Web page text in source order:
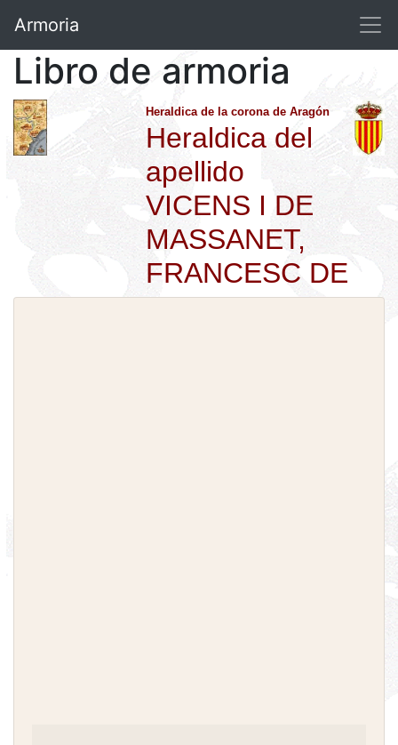
Armoria
Libro de armoria
Heraldica de la corona de Aragón
Heraldica del
apellido
VICENS I DE
MASSANET,
FRANCESC DE